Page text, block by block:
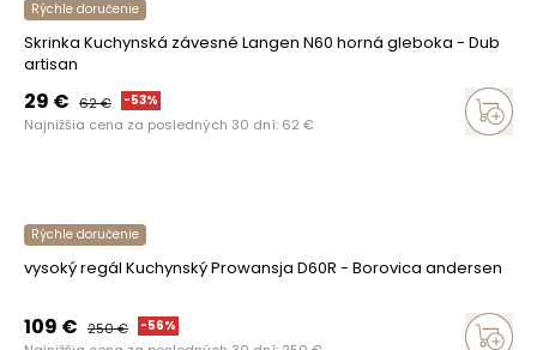
Rýchle doručenie
Skrinka Kuchynská závesné Langen N60 horná gleboka - Dub
artisan
29 € 62€ -53%
Najnižšia cena za posledných 30 dní: 62 €
Rýchle doručenie
vysoký regál Kuchynský Prowansja D60R - Borovica andersen
109 € 250€ -56%